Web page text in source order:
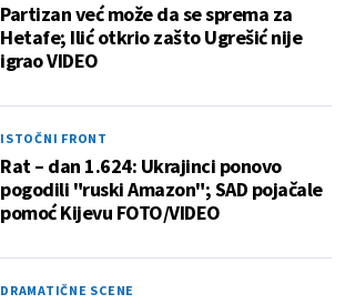
Partizan već može da se sprema za
Hetafe; Ilić otkrio zašto Ugrešić nije
igrao VIDEO
ISTOČNI FRONT
Rat – dan 1.624: Ukrajinci ponovo
pogodili "ruski Amazon"; SAD pojačale
pomoć Kijevu FOTO/VIDEO
DRAMATIČNE SCENE